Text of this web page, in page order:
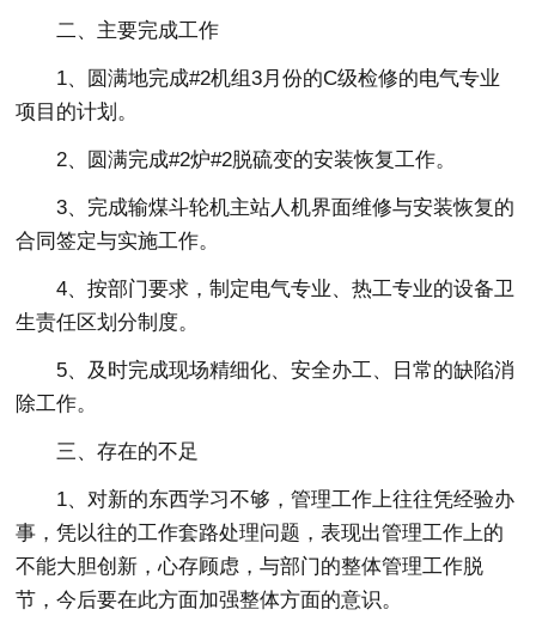
二、主要完成工作
1、圆满地完成#2机组3月份的C级检修的电气专业
项目的计划。
2、圆满完成#2炉#2脱硫变的安装恢复工作。
3、完成输煤斗轮机主站人机界面维修与安装恢复的
合同签定与实施工作。
4、按部门要求，制定电气专业、热工专业的设备卫
生责任区划分制度。
5、及时完成现场精细化、安全办工、日常的缺陷消
除工作。
三、存在的不足
1、对新的东西学习不够，管理工作上往往凭经验办
事，凭以往的工作套路处理问题，表现出管理工作上的
不能大胆创新，心存顾虑，与部门的整体管理工作脱
节，今后要在此方面加强整体方面的意识。